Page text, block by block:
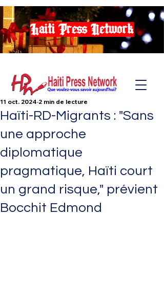
Haiti Press Network
Haïti-RD-Migrants : "Sans
une approche
diplomatique
pragmatique, Haïti court
un grand risque," prévient
Bocchit Edmond
11 oct. 2024 2 min de lecture